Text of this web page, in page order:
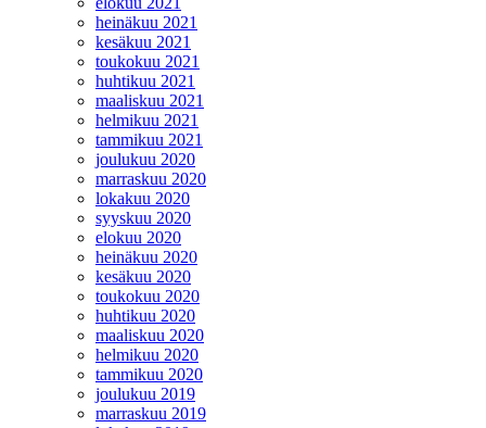
heinäkuu 2021
kesäkuu 2021
toukokuu 2021
huhtikuu 2021
maaliskuu 2021
helmikuu 2021
tammikuu 2021
joulukuu 2020
marraskuu 2020
lokakuu 2020
syyskuu 2020
elokuu 2020
heinäkuu 2020
kesäkuu 2020
toukokuu 2020
huhtikuu 2020
maaliskuu 2020
helmikuu 2020
tammikuu 2020
joulukuu 2019
marraskuu 2019